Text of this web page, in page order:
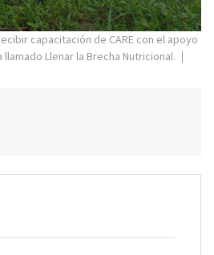
capacitación de CARE con el apoyo
Llenar la Brecha Nutricional.